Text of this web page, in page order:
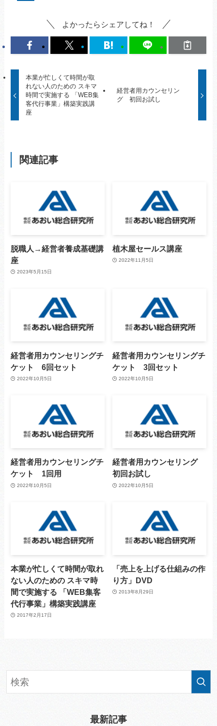
よかったらシェアしてね！
本業が忙しくて時間が取
れない人のための スキマ
時間で実施する 「WEB集
客代行事業」構築実践講
座
経営者用カウンセリン
グ 初回お試し
関連記事
脱職人→経営者養成基礎講
座
2023年5月15日
植木屋セールス講座
2022年11月5日
経営者用カウンセリングチ
ケット 6回セット
2022年10月5日
経営者用カウンセリングチ
ケット 3回セット
2022年10月5日
経営者用カウンセリングチ
ケット 1回用
2022年10月5日
経営者用カウンセリング
初回お試し
2022年10月5日
本業が忙しくて時間が取れ
ない人のための スキマ時
間で実施する 「WEB集客
代行事業」構築実践講座
2017年2月17日
「売上を上げる仕組みの作
り方」DVD
2013年8月29日
最新記事